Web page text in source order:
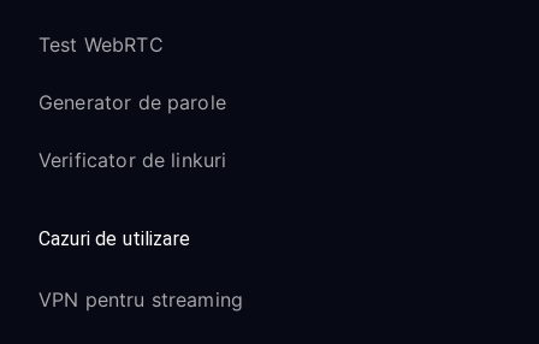
Test WebRTC
Generator de parole
Verificator de linkuri
Cazuri de utilizare
VPN pentru streaming